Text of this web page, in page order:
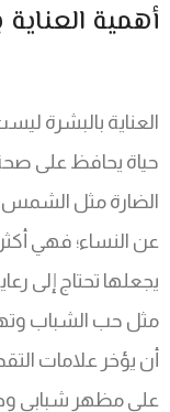
أهمية
العناية بالبشرة
حياة يحافظ على
الضارة مثل الشمس،
عن النساء؛ فهي
يجعلها تحتاج إلى
مثل حب الشباب
أن يؤخر علامات
على مظهر شبابي